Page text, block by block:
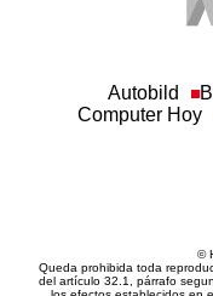
Computer Hoy
del artículo 32.1, párrafo
los efectos establecidos en
empresa hace constar la